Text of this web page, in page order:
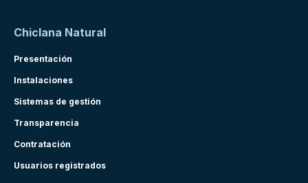
Chiclana Natural
Presentación
Instalaciones
Sistemas de gestión
Transparencia
Contratación
Usuarios registrados